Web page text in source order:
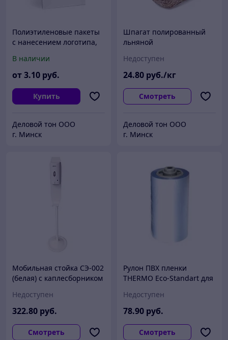
Полиэтиленовые пакеты
с нанесением логотипа,
В наличии
от3.10 руб.
Купить
Деловой тон ООО
г. Минск
Шпагат полированный
льняной
Недоступен
24.80 руб./кг
Смотреть
Деловой тон ООО
г. Минск
Мобильная стойка СЭ-002
(белая) с каплесборником
дозатором
Недоступен
322.80 руб.
Смотреть
Рулон ПВХ пленки
THERMO Eco-Standart для
1000N (1000 шт.)
Недоступен
78.90 руб.
Смотреть